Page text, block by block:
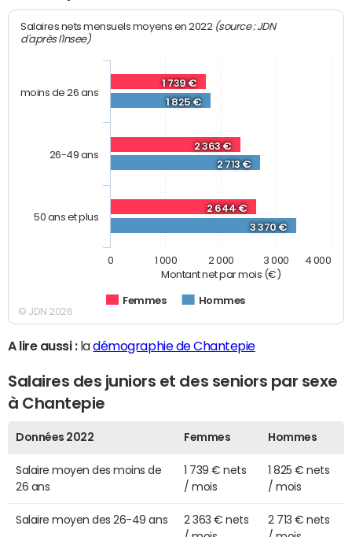
Montant net par mois (€)
Salaires nets mensuels moyens en 2022 (source : JDN
d'après l'Insee)
1 739 €
2 363 €
2 644 €
1 825 €
2 713 €
3 370 €
Femmes Hommes
moins de 26 ans
26-49 ans
50 ans et plus
0 1 000 2 000 3 000 4 000
© JDN 2026
A lire aussi :ladémographie de Chantepie
Salaires des juniors et des seniors par sexe
à Chantepie
Données 2022 Femmes Hommes
Salaire moyen des moins de
26 ans
1 739 € nets
/ mois
1 825 € nets
/ mois
Salaire moyen des 26-49 ans
2 363 € nets
2 713 € nets